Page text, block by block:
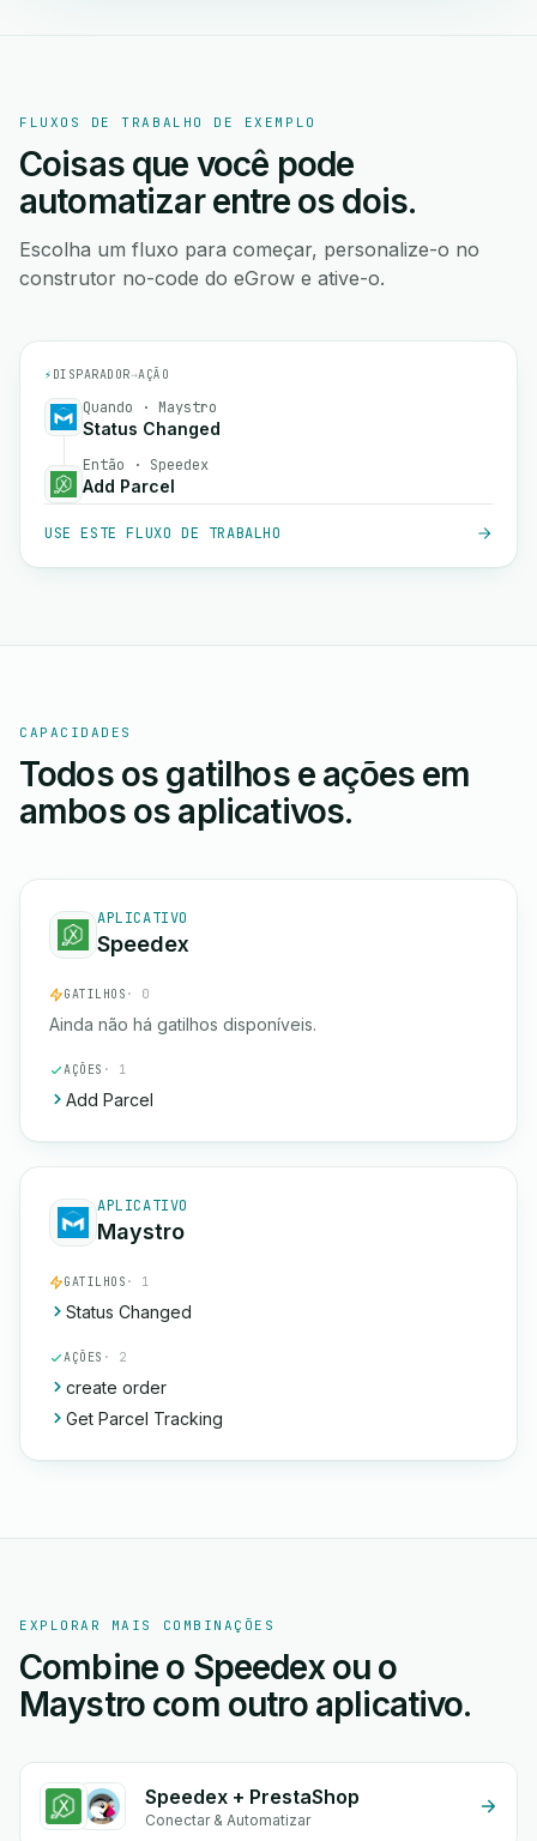
FLUXOS DE TRABALHO DE EXEMPLO
Coisas que você pode
automatizar entre os dois.
Escolha um fluxo para começar, personalize-o no
construtor no-code do eGrow e ative-o.
⚡ DISPARADOR→AÇÃO
Quando · Maystro
Status Changed
Então · Speedex
Add Parcel
USE ESTE FLUXO DE TRABALHO
CAPACIDADES
Todos os gatilhos e ações em
ambos os aplicativos.
APLICATIVO
Speedex
GATILHOS · 0
Ainda não há gatilhos disponíveis.
AÇÕES · 1
Add Parcel
APLICATIVO
Maystro
GATILHOS · 1
Status Changed
AÇÕES · 2
create order
Get Parcel Tracking
EXPLORAR MAIS COMBINAÇÕES
Combine o Speedex ou o
Maystro com outro aplicativo.
Speedex + PrestaShop
Conectar & Automatizar